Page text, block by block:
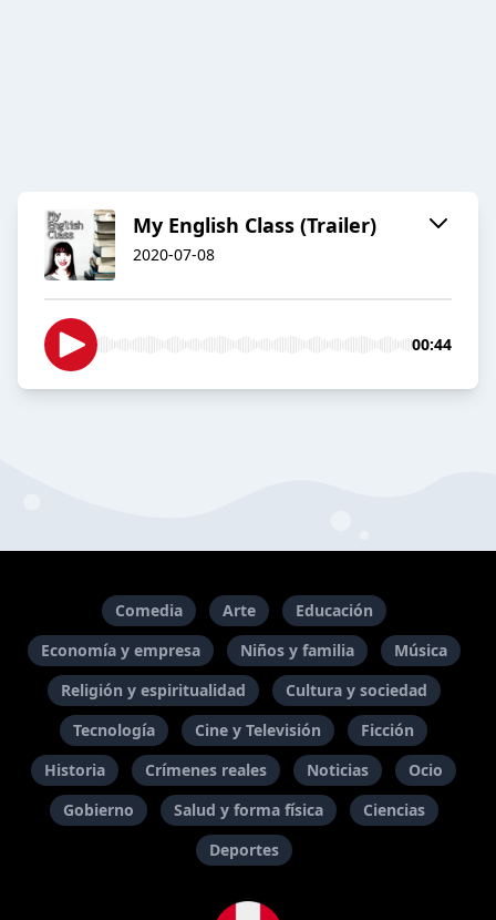
My English Class (Trailer)
2020-07-08
00:44
Comedia Arte
Educación
Economía y empresa
Niños y familia
Música
Religión y espiritualidad
Cultura y sociedad
Tecnología
Cine y Televisión
Ficción
Historia
Crímenes reales Noticias
Ocio
Gobierno
Salud y forma física
Ciencias
Deportes